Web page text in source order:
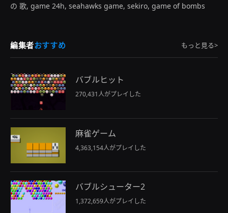
の 歌, game 24h, seahawks game, sekiro, game of bombs
編集者おすすめ もっと見る>
バブルヒット
270,431人がプレイした
麻雀ゲーム
4,363,154人がプレイした
バブルシューター2
1,372,659人がプレイした